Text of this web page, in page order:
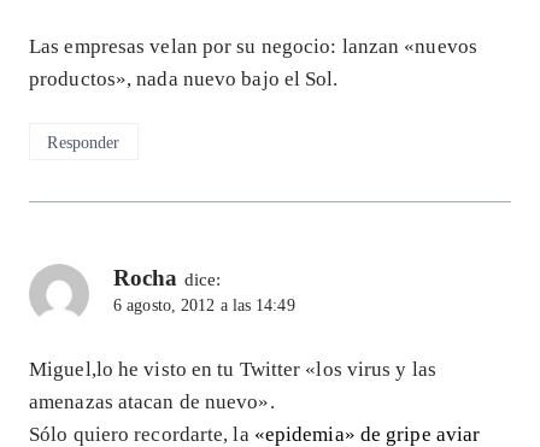
Las empresas velan por su negocio: lanzan «nuevos
productos», nada nuevo bajo el Sol.
Responder
Rocha dice:
6 agosto, 2012 a las 14:49
Miguel,lo he visto en tu Twitter «los virus y las
amenazas atacan de nuevo».
Sólo quiero recordarte, la «epidemia» de gripe aviar